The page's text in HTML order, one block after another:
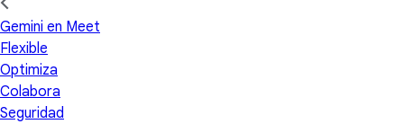
Gemini en Meet
Flexible
Optimiza
Colabora
Seguridad